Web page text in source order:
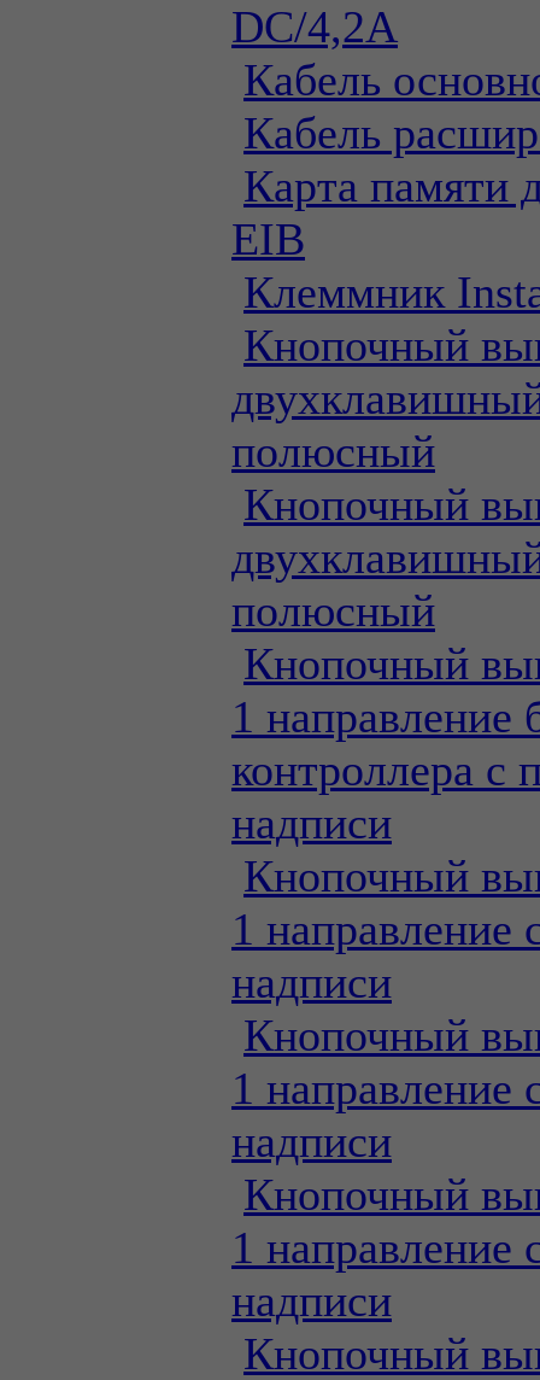
DC/4,2А
Кабель
Кабель
Карта памяти
EIB
Клеммник
Кнопочный
полюсный
Кнопочный
полюсный
Кнопочный
1 направление
контроллера с
надписи
Кнопочный
1 направление
надписи
Кнопочный
1 направление
надписи
Кнопочный
1 направление
надписи
Кнопочный